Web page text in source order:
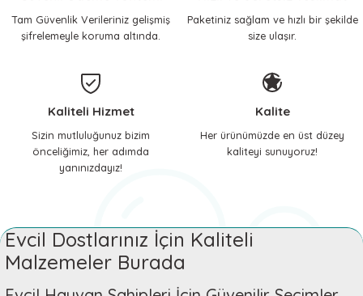
ve Soğutucu Matlar
Tam Güvenlik Verileriniz gelişmiş
şifrelemeyle koruma altında.
Paketiniz sağlam ve hızlı bir şekilde
size ulaşır.
Kaliteli Hizmet
Sizin mutluluğunuz bizim
önceliğimiz, her adımda
yanınızdayız!
Kalite
Her ürünümüzde en üst düzey
kaliteyi sunuyoruz!
Evcil Dostlarınız İçin Kaliteli
Malzemeler Burada